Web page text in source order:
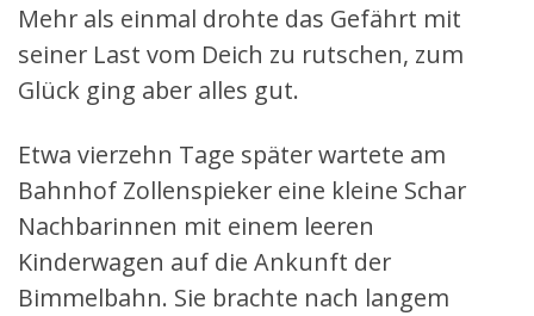
Mehr als einmal drohte das Gefährt mit
seiner Last vom Deich zu rutschen, zum
Glück ging aber alles gut.
Etwa vierzehn Tage später wartete am
Bahnhof Zollenspieker eine kleine Schar
Nachbarinnen mit einem leeren
Kinderwagen auf die Ankunft der
Bimmelbahn. Sie brachte nach langem